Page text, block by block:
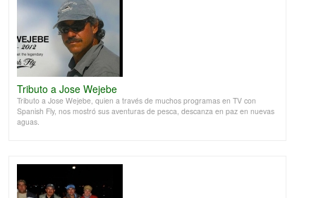
Tributo a Jose Wejebe
Tributo a Jose Wejebe, quien a través de muchos programas en TV con
Spanish Fly, nos mostró sus aventuras de pesca, descanza en paz en nuevas
aguas.